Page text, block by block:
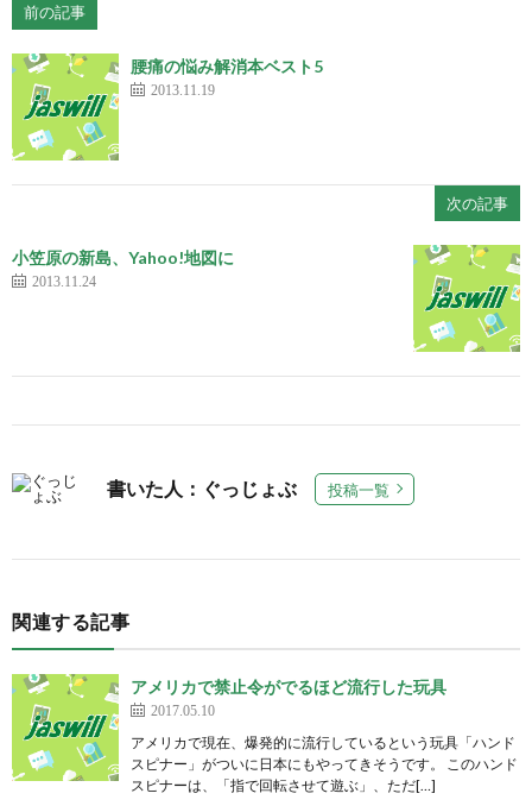
前の記事
腰痛の悩み解消本ベスト5
2013.11.19
次の記事
小笠原の新島、Yahoo!地図に
2013.11.24
書いた人：ぐっじょぶ 投稿一覧
関連する記事
アメリカで禁止令がでるほど流行した玩具
2017.05.10
アメリカで現在、爆発的に流行しているという玩具「ハンド
スピナー」がついに日本にもやってきそうです。 このハンド
スピナーは、「指で回転させて遊ぶ」、ただ[…]